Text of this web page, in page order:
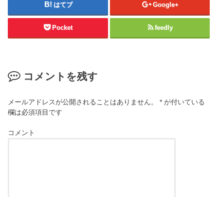
はてブ Google+
Pocket feedly
コメントを残す
メールアドレスが公開されることはありません。 * が付いている
欄は必須項目です
コメント